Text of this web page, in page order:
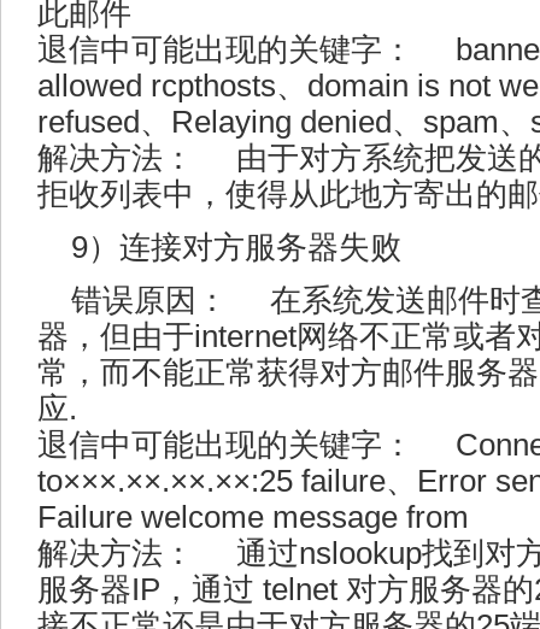
此邮件
退信中可能出现的关键字：
allowed rcpthosts、domain is not
refused、Relaying denied、spam
解决方法： 由于对方系统把发送
拒收列表中，使得从此地方寄出的
9）连接对方服务器失败
错误原因： 在系统发送邮件时
器，但由于internet网络不正常或者
常，而不能正常获得对方邮件服务
应.
退信中可能出现的关键字：
to×××.××.××.××:25 failure、Error
Failure welcome message from
解决方法： 通过nslookup找到对
服务器IP，通过 telnet 对方服务器